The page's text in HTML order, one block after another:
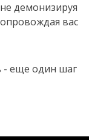
демонизируя
вас
- еще один шаг